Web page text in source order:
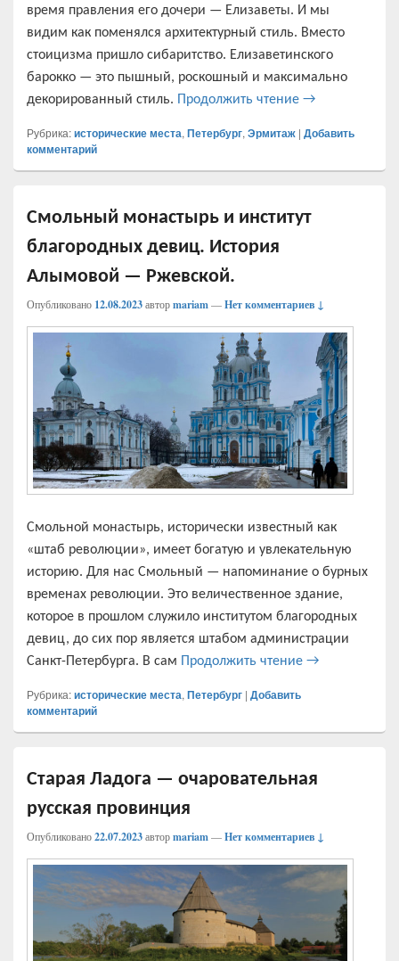
время правления его дочери — Елизаветы. И мы
видим как поменялся архитектурный стиль. Вместо
стоицизма пришло сибаритство. Елизаветинского
барокко — это пышный, роскошный и максимально
декорированный стиль.
Продолжить чтение →
Рубрика:исторические места, Петербург, Эрмитаж | Добавить
комментарий
Смольный монастырь и институт
благородных девиц. История
Алымовой — Ржевской.
Опубликовано 12.08.2023авторmariam—Нет комментариев ↓
Смольной монастырь, исторически известный как
«штаб революции», имеет богатую и увлекательную
историю. Для нас Смольный — напоминание о бурных
временах революции. Это величественное здание,
которое в прошлом служило институтом благородных
девиц, до сих пор является штабом администрации
Санкт-Петербурга. В сам Продолжить чтение Смольный
→
Рубрика:исторические места,Петербург | Добавить
комментарий
Старая Ладога — очаровательная
русская провинция
Опубликовано22.07.2023авторmariam—Нет комментариев ↓